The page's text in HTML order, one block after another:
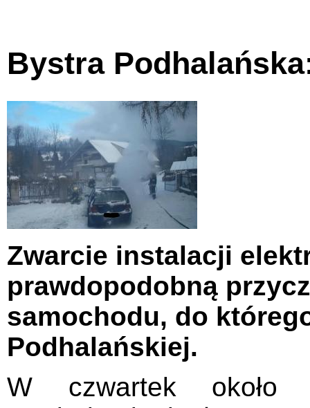
Bystra
Zwarcie instalacji
prawdopodobną
samochodu, do
Podhalańskiej.
W czwartek